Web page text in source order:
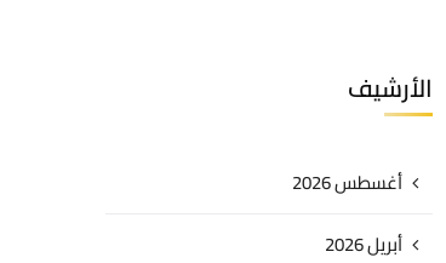
الأرشيف
أغسطس 2026
أبريل 2026